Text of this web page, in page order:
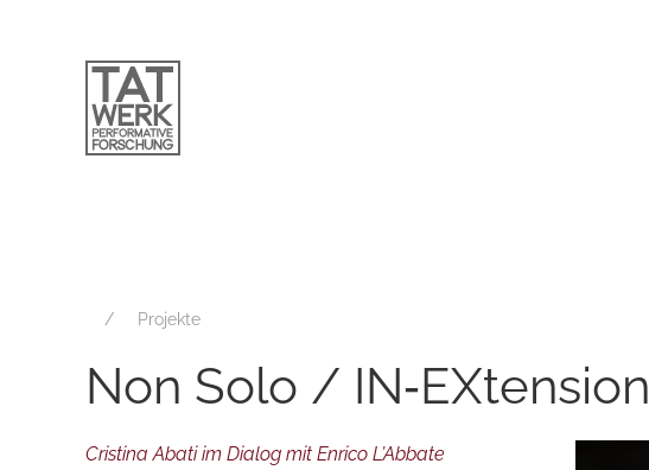
Projekte
Non Solo / IN‑EXtension
Cristina Abati im Dialog mit Enrico L’Abbate